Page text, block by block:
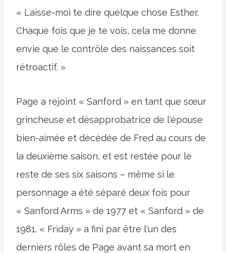
« Laisse-moi te dire quelque chose Esther.
Chaque fois que je te vois, cela me donne
envie que le contrôle des naissances soit
rétroactif. »
Page a rejoint « Sanford » en tant que sœur
grincheuse et désapprobatrice de l'épouse
bien-aimée et décédée de Fred au cours de
la deuxième saison, et est restée pour le
reste de ses six saisons – même si le
personnage a été séparé deux fois pour
« Sanford Arms » de 1977 et « Sanford » de
1981. « Friday » a fini par être l'un des
derniers rôles de Page avant sa mort en